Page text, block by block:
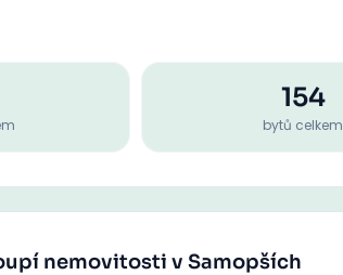
154
bytů celkem
nemovitosti v Samopších